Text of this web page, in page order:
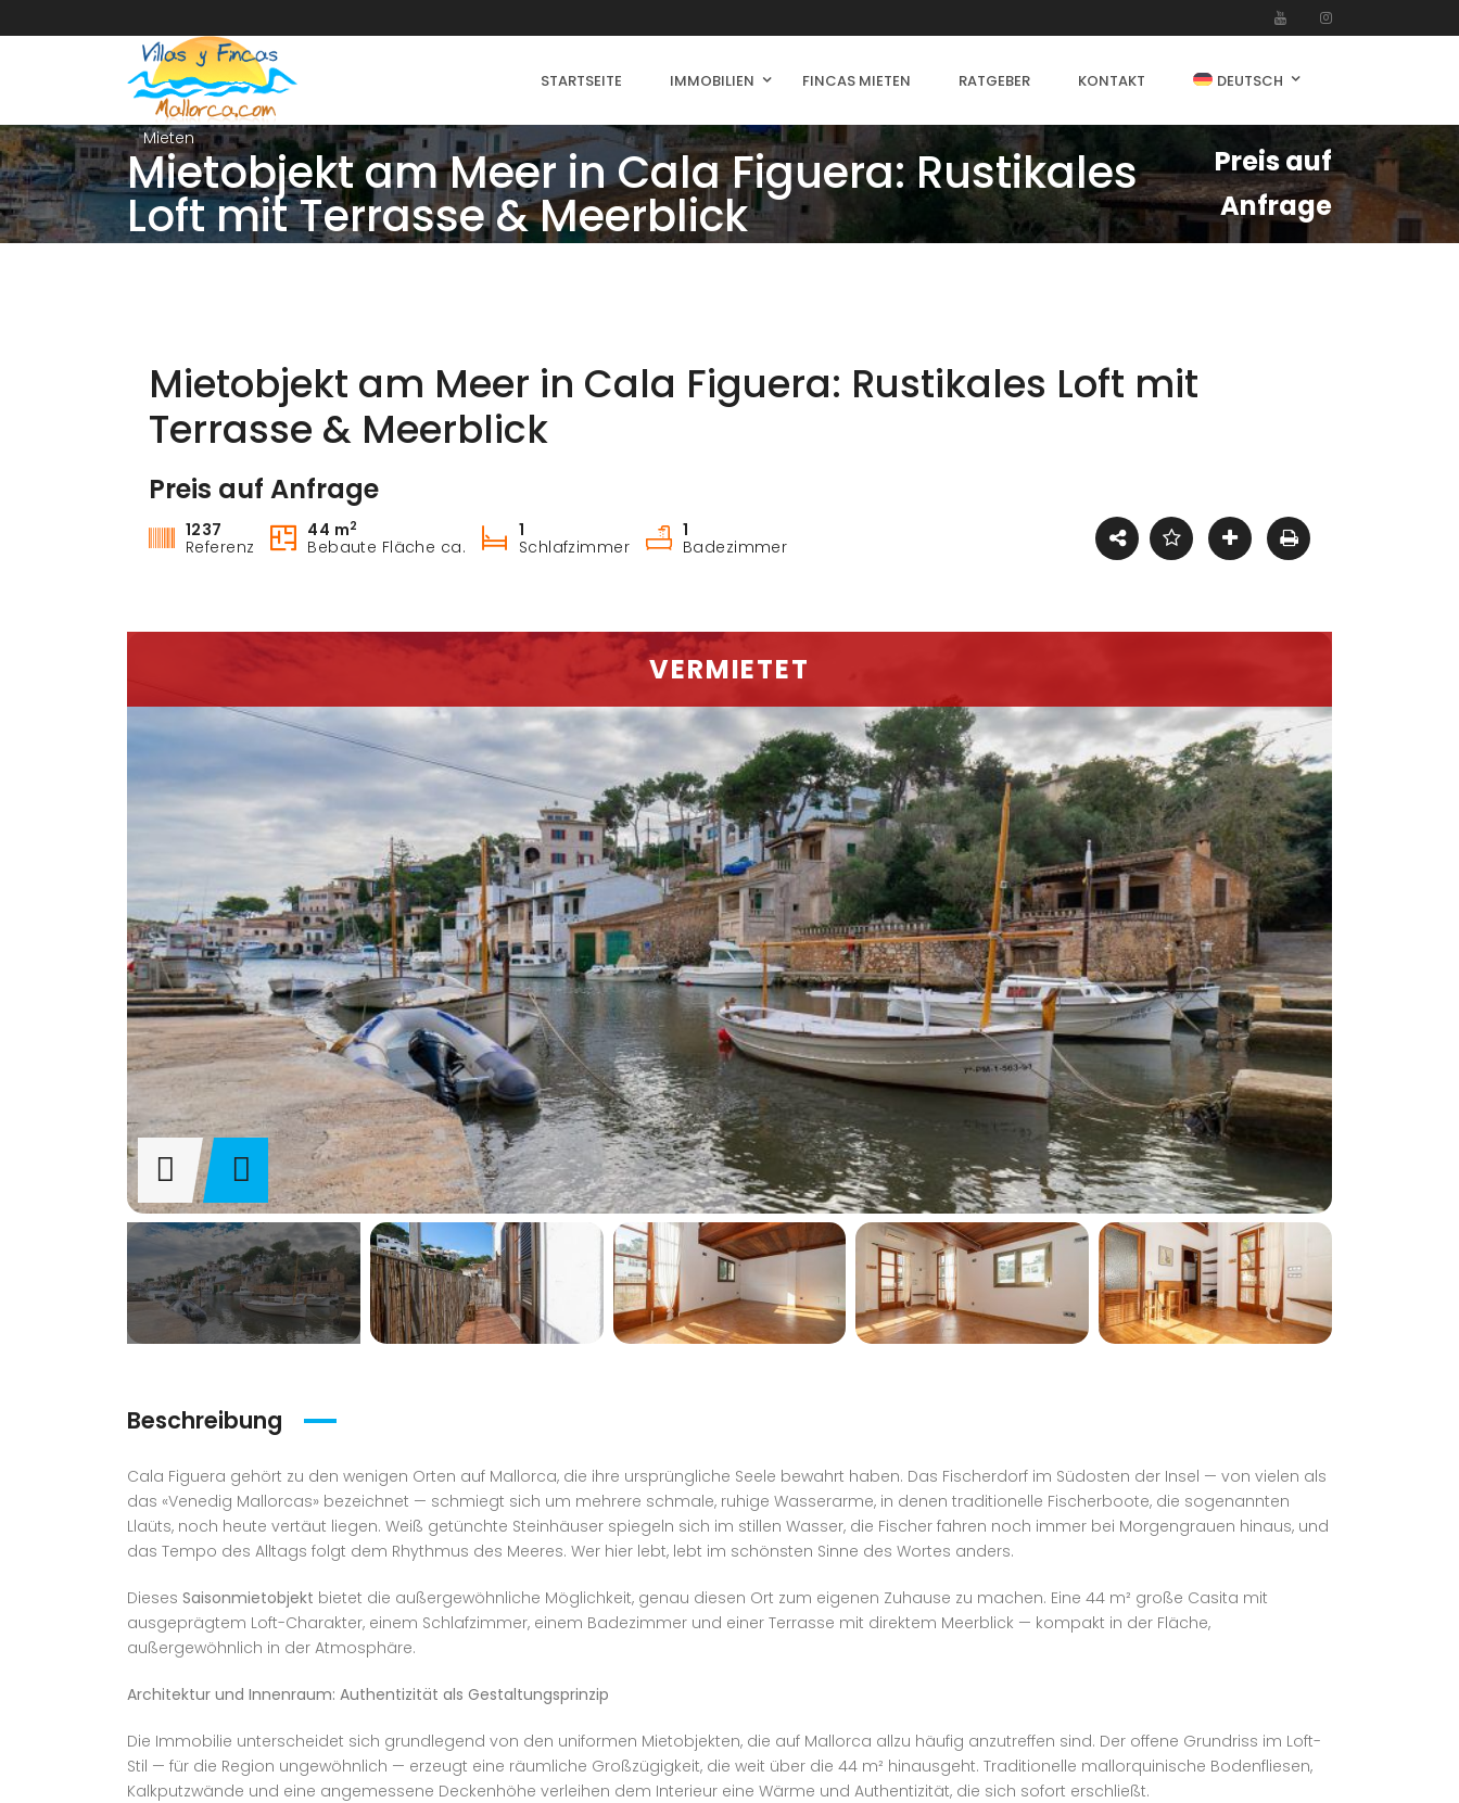
STARTSEITE IMMOBILIEN FINCAS MIETEN RATGEBER KONTAKT DEUTSCH
Mieten
Mietobjekt am Meer in Cala Figuera: Rustikales
Loft mit Terrasse & Meerblick
Preis auf
Anfrage
Mietobjekt am Meer in Cala Figuera: Rustikales Loft mit
Terrasse & Meerblick
Preis auf Anfrage
1237
Referenz
44 m2
Bebaute Fläche ca.
1
Schlafzimmer
1
Badezimmer
VERMIETET
Beschreibung
Cala Figuera gehört zu den wenigen Orten auf Mallorca, die ihre ursprüngliche Seele bewahrt haben. Das Fischerdorf im Südosten der Insel — von vielen als
das «Venedig Mallorcas» bezeichnet — schmiegt sich um mehrere schmale, ruhige Wasserarme, in denen traditionelle Fischerboote, die sogenannten
Llaüts, noch heute vertäut liegen. Weiß getünchte Steinhäuser spiegeln sich im stillen Wasser, die Fischer fahren noch immer bei Morgengrauen hinaus, und
das Tempo des Alltags folgt dem Rhythmus des Meeres. Wer hier lebt, lebt im schönsten Sinne des Wortes anders.
Dieses Saisonmietobjekt bietet die außergewöhnliche Möglichkeit, genau diesen Ort zum eigenen Zuhause zu machen. Eine 44 m² große Casita mit
ausgeprägtem Loft-Charakter, einem Schlafzimmer, einem Badezimmer und einer Terrasse mit direktem Meerblick — kompakt in der Fläche,
außergewöhnlich in der Atmosphäre.
Architektur und Innenraum: Authentizität als Gestaltungsprinzip
Die Immobilie unterscheidet sich grundlegend von den uniformen Mietobjekten, die auf Mallorca allzu häufig anzutreffen sind. Der offene Grundriss im Loft-
Stil — für die Region ungewöhnlich — erzeugt eine räumliche Großzügigkeit, die weit über die 44 m² hinausgeht. Traditionelle mallorquinische Bodenfliesen,
Kalkputzwände und eine angemessene Deckenhöhe verleihen dem Interieur eine Wärme und Authentizität, die sich sofort erschließt.